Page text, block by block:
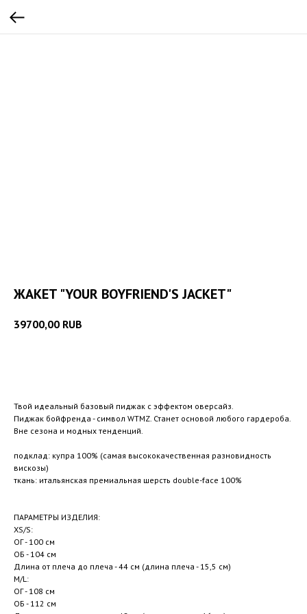
ЖАКЕТ "YOUR BOYFRIEND'S JACKET"
39700,00 RUB
Твой идеальный базовый пиджак с эффектом оверсайз.
Пиджак бойфренда - символ WTMZ. Станет основой любого гардероба.
Вне сезона и модных тенденций.
подклад: купра 100% (самая высококачественная разновидность
вискозы)
ткань: итальянская премиальная шерсть double-face 100%
ПАРАМЕТРЫ ИЗДЕЛИЯ:
XS/S:
ОГ - 100 см
ОБ - 104 см
Длина от плеча до плеча - 44 см (длина плеча - 15,5 см)
M/L:
ОГ - 108 см
ОБ - 112 см